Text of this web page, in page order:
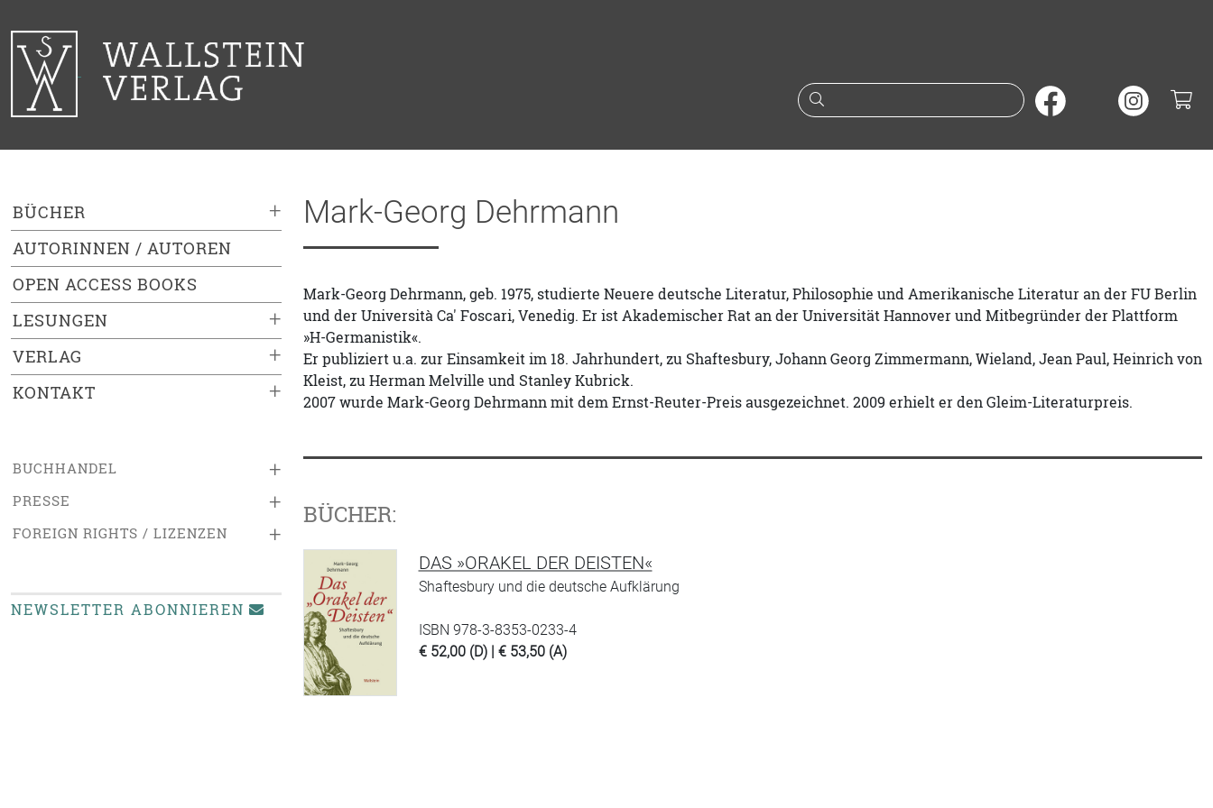
Suche nach Büchern oder
+
BÜCHER
AUTORINNEN / AUTOREN
OPEN ACCESS BOOKS
+
LESUNGEN
+
VERLAG
+
KONTAKT
+
BUCHHANDEL
+
PRESSE
+
FOREIGN RIGHTS / LIZENZEN
NEWSLETTER ABONNIEREN
Mark-Georg Dehrmann
Mark-Georg Dehrmann, geb. 1975, studierte Neuere deutsche Literatur, Philosophie und Amerikanische Literatur an der FU Berlin
und der Università Ca' Foscari, Venedig. Er ist Akademischer Rat an der Universität Hannover und Mitbegründer der Plattform
»H-Germanistik«.
Er publiziert u.a. zur Einsamkeit im 18. Jahrhundert, zu Shaftesbury, Johann Georg Zimmermann, Wieland, Jean Paul, Heinrich von
Kleist, zu Herman Melville und Stanley Kubrick.
2007 wurde Mark-Georg Dehrmann mit dem Ernst-Reuter-Preis ausgezeichnet. 2009 erhielt er den Gleim-Literaturpreis.
BÜCHER:
DAS »ORAKEL DER DEISTEN«
Shaftesbury und die deutsche Aufklärung
ISBN 978-3-8353-0233-4
€ 52,00 (D) | € 53,50 (A)